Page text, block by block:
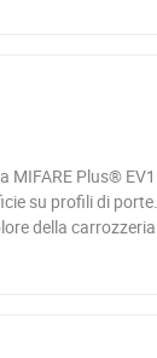
MIFARE Plus®
su profili di
della